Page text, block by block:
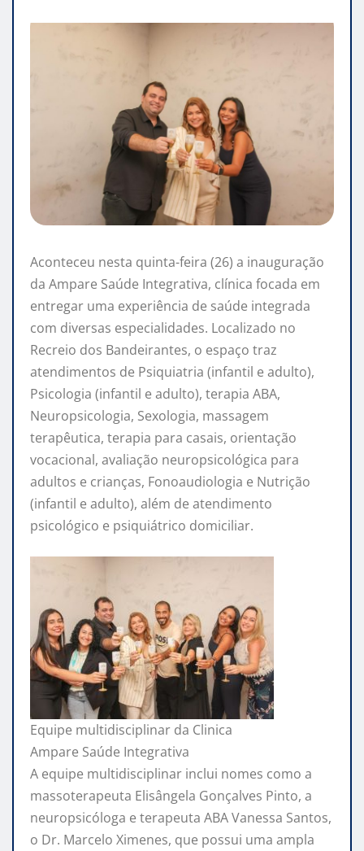
Aconteceu nesta quinta-feira (26) a inauguração
da Ampare Saúde Integrativa, clínica focada em
entregar uma experiência de saúde integrada
com diversas especialidades. Localizado no
Recreio dos Bandeirantes, o espaço traz
atendimentos de Psiquiatria (infantil e adulto),
Psicologia (infantil e adulto), terapia ABA,
Neuropsicologia, Sexologia, massagem
terapêutica, terapia para casais, orientação
vocacional, avaliação neuropsicológica para
adultos e crianças, Fonoaudiologia e Nutrição
(infantil e adulto), além de atendimento
psicológico e psiquiátrico domiciliar.
Equipe multidisciplinar da Clinica
Ampare Saúde Integrativa
A equipe multidisciplinar inclui nomes como a
massoterapeuta Elisângela Gonçalves Pinto, a
neuropsicóloga e terapeuta ABA Vanessa Santos,
o Dr. Marcelo Ximenes, que possui uma ampla